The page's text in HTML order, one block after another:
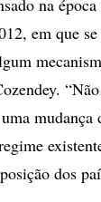
na
em que
mudança
dos